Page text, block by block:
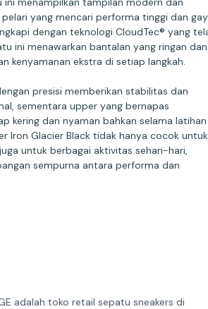
yang mencari performa tinggi dan
dengan teknologi CloudTec® yang
ini menawarkan bantalan yang ringan dan
kenyamanan ekstra di setiap langkah.
presisi memberikan stabilitas dan
sementara upper yang bernapas
kering dan nyaman bahkan selama latihan
Iron Glacier Black tidak hanya cocok untuk
untuk berbagai aktivitas sehari-hari,
sempurna antara performa dan
adalah toko retail sepatu sneakers di